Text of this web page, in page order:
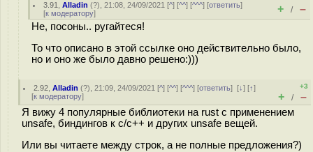
3.91 ,Alladin (?), 21:08, 24/09/2021 [^] [^^] [^^^] [ответить]
[к модератору] + / –
Не, посоны.. ругайтеся!
То что описано в этой ссылке оно действительно было,
но и оно же было давно решено:)))
2.92 ,Alladin (?), 21:09, 24/09/2021 [^] [^^] [^^^] [ответить][↓] [↑]
[к модератору]
+3
+ / –
Я вижу 4 популярные библиотеки на rust с применением
unsafe, биндингов к c/c++ и других unsafe вещей.
Или вы читаете между строк, а не полные предложения?)